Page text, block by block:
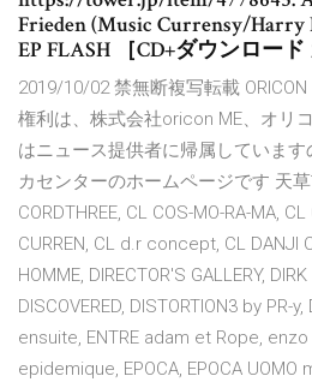
Frieden (Music Currensy/Harry
EP FLASH ［CD+ダウンロード
2019/10/02 禁無断複写転載
権利は、株式会社oricon ME、オリ
はニュース提供者に帰属していま
カセンターのホームページです 天
CORDTHREE, CL COS-MO-RA-MA,
CURREN, CL d.r concept, CL DANJI
HOMME, DIRECTOR'S GALLERY,
DISCOVERED, DISTORTION3 by PR-y,
ensuite, ENTRE adam et Rope,
epidemique, EPOCA, EPOCA UOMO